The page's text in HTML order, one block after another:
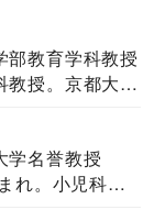
部教育学科教授
教授。京都大学
学名誉教授
れ。小児科